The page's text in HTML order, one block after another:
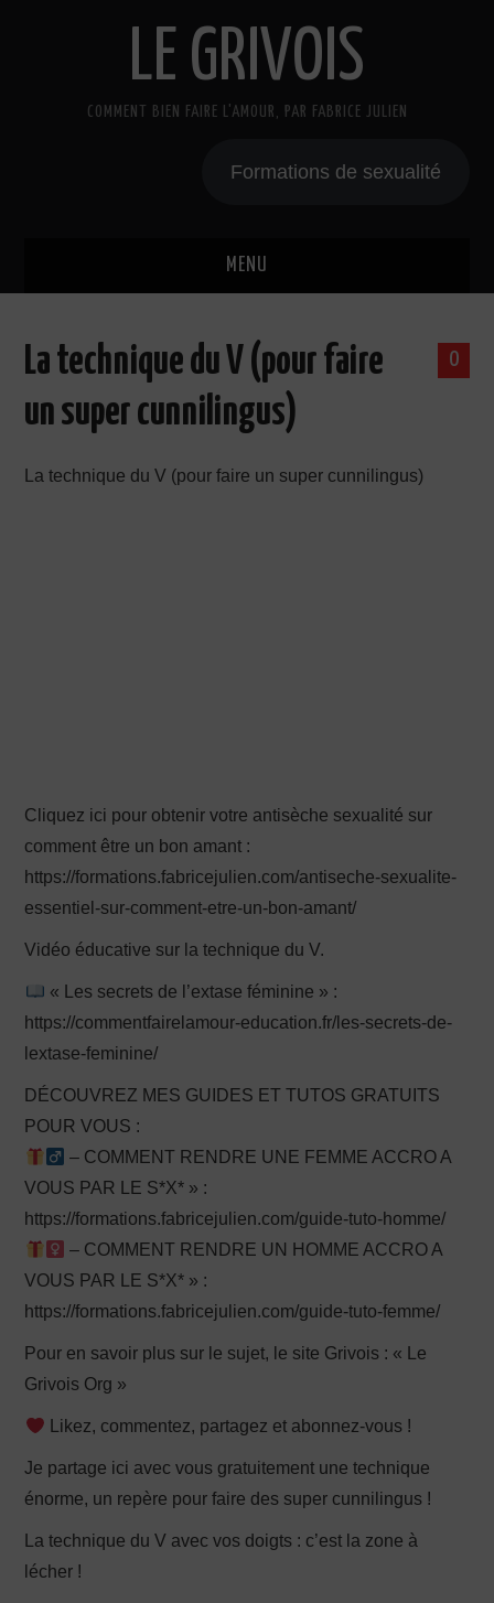
LE GRIVOIS
COMMENT BIEN FAIRE L'AMOUR, PAR FABRICE JULIEN
Formations de sexualité
MENU
A PROPOS
CADEAU
COURS DE SEXE
0
La technique du V (pour faire
un super cunnilingus)
La technique du V (pour faire un super cunnilingus)
Cliquez ici pour obtenir votre antisèche sexualité sur
comment être un bon amant :
https://formations.fabricejulien.com/antiseche-sexualite-
essentiel-sur-comment-etre-un-bon-amant/
Vidéo éducative sur la technique du V.
« Les secrets de l’extase féminine » :
https://commentfairelamour-education.fr/les-secrets-de-
lextase-feminine/
DÉCOUVREZ MES GUIDES ET TUTOS GRATUITS
POUR VOUS :
– COMMENT RENDRE UNE FEMME ACCRO A
VOUS PAR LE S*X* » :
https://formations.fabricejulien.com/guide-tuto-homme/
– COMMENT RENDRE UN HOMME ACCRO A
VOUS PAR LE S*X* » :
https://formations.fabricejulien.com/guide-tuto-femme/
Pour en savoir plus sur le sujet, le site Grivois : « Le
Grivois Org »
Likez, commentez, partagez et abonnez-vous !
Je partage ici avec vous gratuitement une technique
énorme, un repère pour faire des super cunnilingus !
La technique du V avec vos doigts : c’est la zone à
lécher !